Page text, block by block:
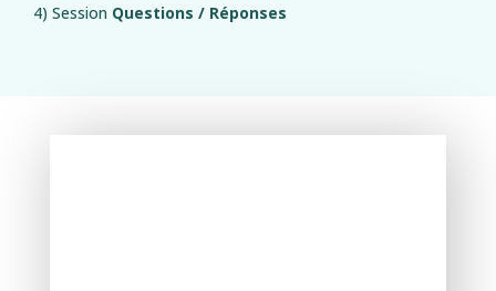
4) Session Questions / Réponses